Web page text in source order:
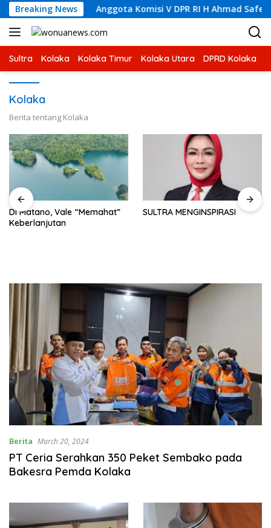
Skip
to
content
Breaking News
Komisi V DPR RI H Ahmad Safei Didampingi Bupati
Sultra Kolaka Kolaka Timur Kolaka Utara DPRD Kolaka
Kolaka
Berita tentang Kolaka
Di Matano, Vale “Memahat”
Keberlanjutan
SULTRA MENGINSPIRASI
Berita March 20, 2024
PT Ceria Serahkan 350 Peket Sembako pada
Bakesra Pemda Kolaka